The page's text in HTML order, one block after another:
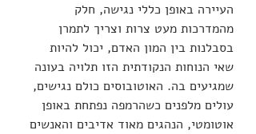
העיירה באופן כללי נגישה, חלק
מהמדרכות מעט צרות וצריך לתמרן
בסבלנות בין המון האדם, יכול להיות
שאי הנוחות הנקודתית הזו תלויה בעונה
שמגיעים בה. האוטובוסים כולם נגישים,
עולים מלפנים כשהרמפה נפתחת באופן
אוטומטי, הנהגים מאוד אדיבים והאנשים